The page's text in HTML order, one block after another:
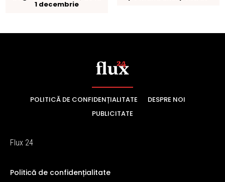
POLITICĂ DE CONFIDENȚIALITATE
DESPRE NOI
PUBLICITATE
Flux 24
Politică de confidențialitate